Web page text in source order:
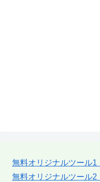
無料オリジナルツール1
無料オリジナルツール2